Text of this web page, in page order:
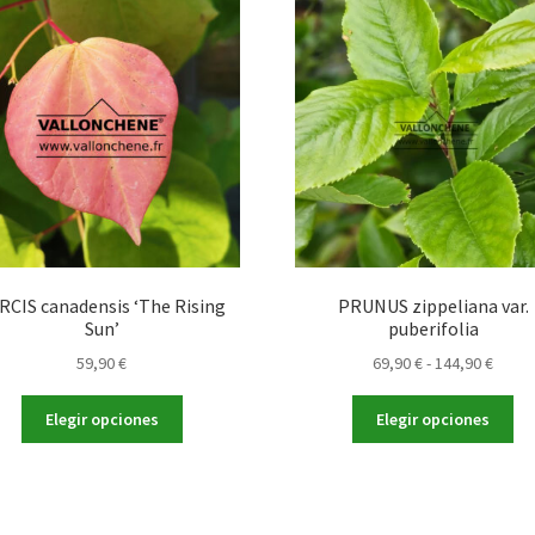
canadensis ‘The Rising
Sun’
59,90€
Elegir opciones
PRUNUS zippeliana var.
puberifolia
69,90€-144,90€Rango
desde
Elegir opciones